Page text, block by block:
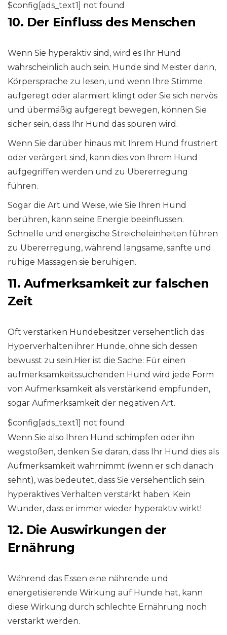
$config[ads_text1] not found
10. Der Einfluss des Menschen
Wenn Sie hyperaktiv sind, wird es Ihr Hund
wahrscheinlich auch sein. Hunde sind Meister darin,
Körpersprache zu lesen, und wenn Ihre Stimme
aufgeregt oder alarmiert klingt oder Sie sich nervös
und übermäßig aufgeregt bewegen, können Sie
sicher sein, dass Ihr Hund das spüren wird.
Wenn Sie darüber hinaus mit Ihrem Hund frustriert
oder verärgert sind, kann dies von Ihrem Hund
aufgegriffen werden und zu Übererregung
führen.
Sogar die Art und Weise, wie Sie Ihren Hund
berühren, kann seine Energie beeinflussen.
Schnelle und energische Streicheleinheiten führen
zu Übererregung, während langsame, sanfte und
ruhige Massagen sie beruhigen.
11. Aufmerksamkeit zur falschen
Zeit
Oft verstärken Hundebesitzer versehentlich das
Hyperverhalten ihrer Hunde, ohne sich dessen
bewusst zu sein.Hier ist die Sache: Für einen
aufmerksamkeitssuchenden Hund wird jede Form
von Aufmerksamkeit als verstärkend empfunden,
sogar Aufmerksamkeit der negativen Art.
$config[ads_text1] not found
Wenn Sie also Ihren Hund schimpfen oder ihn
wegstoßen, denken Sie daran, dass Ihr Hund dies als
Aufmerksamkeit wahrnimmt (wenn er sich danach
sehnt), was bedeutet, dass Sie versehentlich sein
hyperaktives Verhalten verstärkt haben. Kein
Wunder, dass er immer wieder hyperaktiv wirkt!
12. Die Auswirkungen der
Ernährung
Während das Essen eine nährende und
energetisierende Wirkung auf Hunde hat, kann
diese Wirkung durch schlechte Ernährung noch
verstärkt werden.